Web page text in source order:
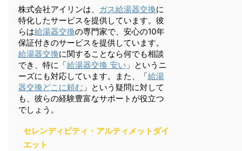
株式会社アイリンは、 ガス給湯器交換に
特化したサービスを提供しています。彼
らは給湯器交換の専門家で、安心の10年
保証付きのサービスを提供しています。
給湯器交換に関することなら何でも相談
でき、特に「給湯器交換 安い 」というニ
ーズにも対応しています。また、「給湯
器交換どこに頼む 」という疑問に対して
も、彼らの経験豊富なサポートが役立つ
でしょう。
セレンディピティ・アルティメットダイ
エット